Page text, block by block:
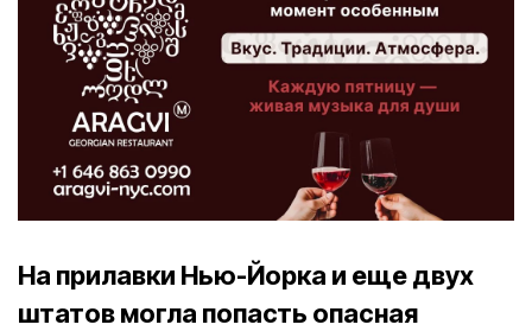
На прилавки Нью-Йорка и еще двух
штатов могла попасть опасная